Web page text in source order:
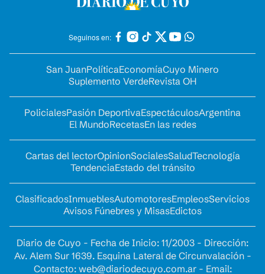
Seguinos en:
San JuanPolíticaEconomíaCuyo Minero
Suplemento VerdeRevista OH
PolicialesPasión DeportivaEspectáculosArgentina
El MundoRecetasEn las redes
Cartas del lectorOpinionSocialesSaludTecnología
TendenciaEstado del tránsito
ClasificadosInmueblesAutomotoresEmpleosServicios
Avisos Fúnebres y MisasEdictos
Diario de Cuyo - Fecha de Inicio: 11/2003 - Dirección:
Av. Alem Sur 1639. Esquina Lateral de Circunvalación -
Contacto: web@diariodecuyo.com.ar- Email: